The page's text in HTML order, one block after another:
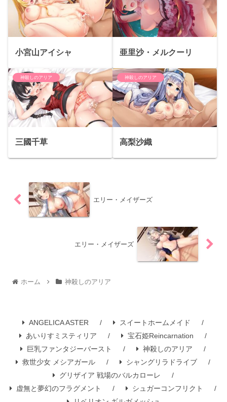
小宮山アイシャ 亜里沙・メルクーリ
神殺しのアリア
三國千草
神殺しのアリア
高梨沙織
エリー・メイザーズ
エリー・メイザーズ
ホーム 神殺しのアリア
ANGELICA ASTER
スイートホームメイド
あいりすミスティリア
宝石姫Reincarnation
巨乳ファンタジーバースト
神殺しのアリア
救世少女 メシアガール
シャングリラドライブ
グリザイア 戦場のバルカローレ
虚無と夢幻のフラグメント
シュガーコンフリクト